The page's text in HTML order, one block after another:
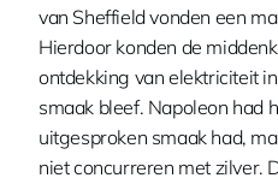
van Sheffield vonden een
Hierdoor konden de
ontdekking van elektriciteit
smaak bleef. Napoleon had
uitgesproken smaak had,
niet concurreren met zilver.